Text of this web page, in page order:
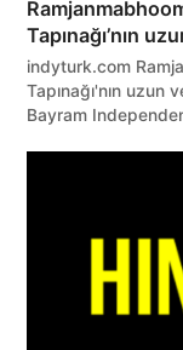
Tapınağı’nın
indyturk.com
Tapınağı'nın uzun
Bayram